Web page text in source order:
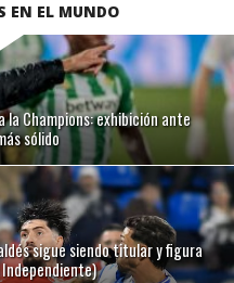
EN EL MUNDO
la Champions: exhibición ante
sólido
sigue siendo titular y figura
Independiente)